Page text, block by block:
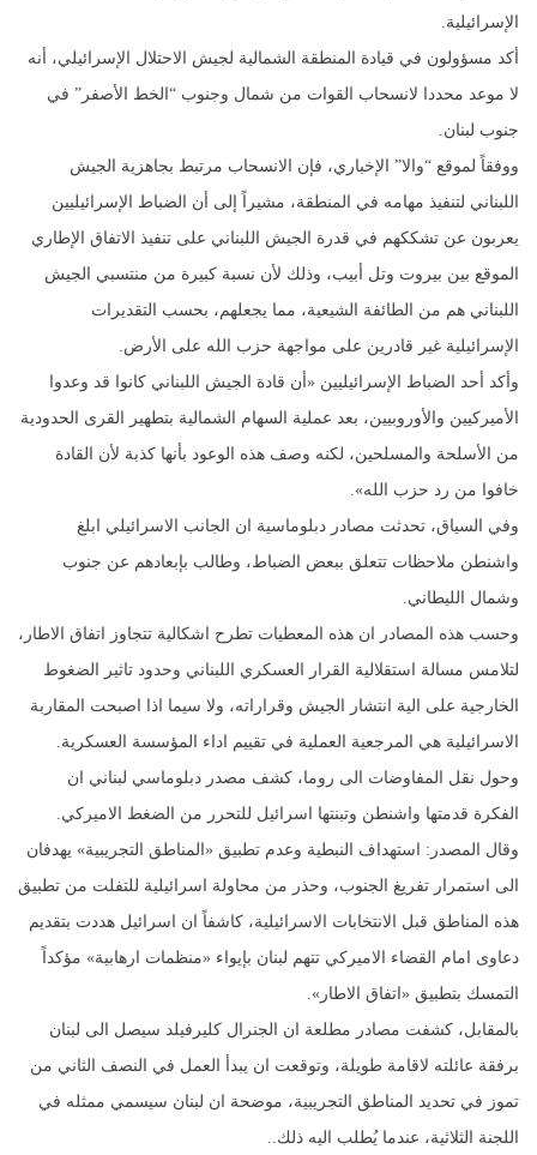
الإسرائيلية.
أكد مسؤولون في قيادة المنطقة الشمالية لجيش الاحتلال الإسرائيلي، أنه
لا موعد محددا لانسحاب القوات من شمال وجنوب “الخط الأصفر” في
جنوب لبنان.
ووفقاً لموقع “والا” الإخباري، فإن الانسحاب مرتبط بجاهزية الجيش
اللبناني لتنفيذ مهامه في المنطقة، مشيراً إلى أن الضباط الإسرائيليين
يعربون عن تشككهم في قدرة الجيش اللبناني على تنفيذ الاتفاق الإطاري
الموقع بين بيروت وتل أبيب، وذلك لأن نسبة كبيرة من منتسبي الجيش
اللبناني هم من الطائفة الشيعية، مما يجعلهم، بحسب التقديرات
الإسرائيلية غير قادرين على مواجهة حزب الله على الأرض.
وأكد أحد الضباط الإسرائيليين «أن قادة الجيش اللبناني كانوا قد وعدوا
الأميركيين والأوروبيين، بعد عملية السهام الشمالية بتطهير القرى الحدودية
من الأسلحة والمسلحين، لكنه وصف هذه الوعود بأنها كذبة لأن القادة
خافوا من رد حزب الله».
وفي السياق، تحدثت مصادر دبلوماسية ان الجانب الاسرائيلي ابلغ
واشنطن ملاحظات تتعلق ببعض الضباط، وطالب بإبعادهم عن جنوب
وشمال الليطاني.
وحسب هذه المصادر ان هذه المعطيات تطرح اشكالية تتجاوز اتفاق الاطار،
لتلامس مسالة استقلالية القرار العسكري اللبناني وحدود تاثير الضغوط
الخارجية على الية انتشار الجيش وقراراته، ولا سيما اذا اصبحت المقاربة
الاسرائيلية هي المرجعية العملية في تقييم اداء المؤسسة العسكرية.
وحول نقل المفاوضات الى روما، كشف مصدر دبلوماسي لبناني ان
الفكرة قدمتها واشنطن وتبنتها اسرائيل للتحرر من الضغط الاميركي.
وقال المصدر: استهداف النبطية وعدم تطبيق «المناطق التجريبية» يهدفان
الى استمرار تفريغ الجنوب، وحذر من محاولة اسرائيلية للتفلت من تطبيق
هذه المناطق قبل الانتخابات الاسرائيلية، كاشفاً ان اسرائيل هددت بتقديم
دعاوى امام القضاء الاميركي تتهم لبنان بإيواء «منظمات ارهابية» مؤكداً
التمسك بتطبيق «اتفاق الاطار».
بالمقابل، كشفت مصادر مطلعة ان الجنرال كليرفيلد سيصل الى لبنان
برفقة عائلته لاقامة طويلة، وتوقعت ان يبدأ العمل في النصف الثاني من
تموز في تحديد المناطق التجريبية، موضحة ان لبنان سيسمي ممثله في
اللجنة الثلاثية، عندما يُطلب اليه ذلك..